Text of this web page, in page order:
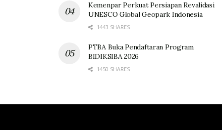
Kemenpar Perkuat Persiapan Revalidasi
UNESCO Global Geopark Indonesia
1443 SHARES
PTBA Buka Pendaftaran Program
BIDIKSIBA 2026
1450 SHARES